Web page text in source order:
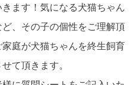
ます！気になる犬猫ちゃん
、その子の個性をご理解頂
庭が犬猫ちゃんを終生飼育
て頂きます。